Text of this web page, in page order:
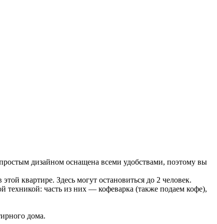
дизайном оснащена всеми удобствами, поэтому вы
квартире. Здесь могут остановиться до 2 человек.
техникой: часть из них — кофеварка (также подаем кофе),
дома.